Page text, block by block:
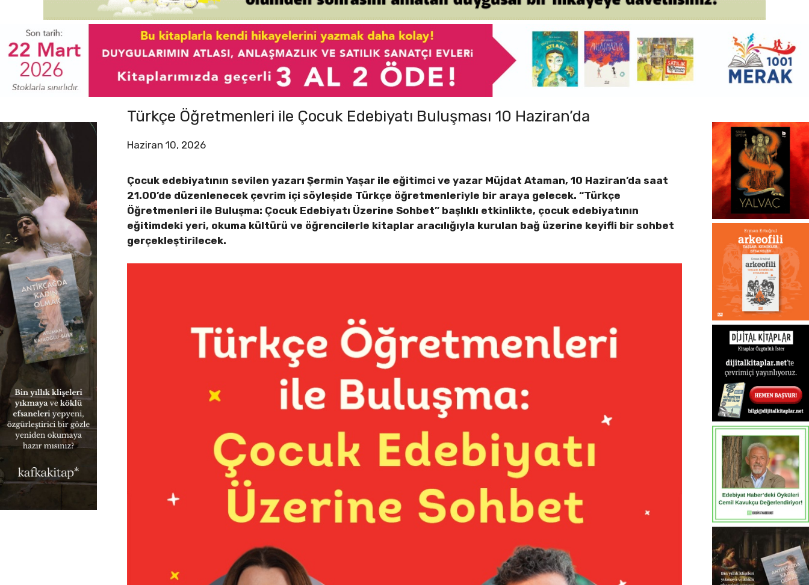
Türkçe Öğretmenleri ile Çocuk Edebiyatı Buluşması 10 Haziran’da
Haziran 10, 2026
Çocuk edebiyatının sevilen yazarı Şermin Yaşar ile eğitimci ve yazar Müjdat Ataman, 10 Haziran’da saat
21.00’de düzenlenecek çevrim içi söyleşide Türkçe öğretmenleriyle bir araya gelecek. “Türkçe
Öğretmenleri ile Buluşma: Çocuk Edebiyatı Üzerine Sohbet” başlıklı etkinlikte, çocuk edebiyatının
eğitimdeki yeri, okuma kültürü ve öğrencilerle kitaplar aracılığıyla kurulan bağ üzerine keyifli bir sohbet
gerçekleştirilecek.